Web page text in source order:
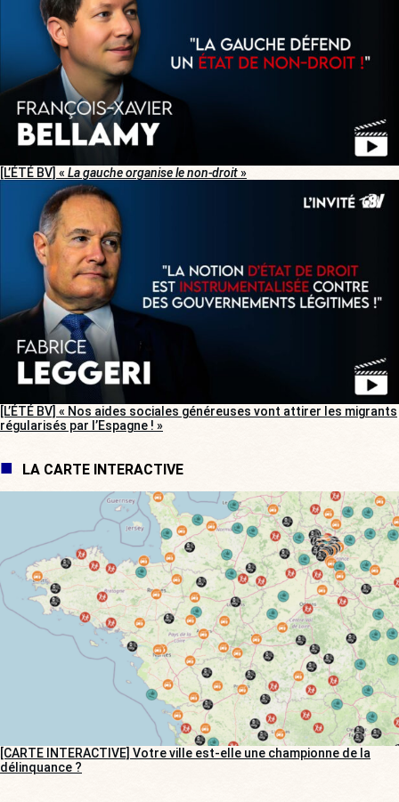
[L’ÉTÉ BV] « La gauche organise le non-droit»
[L’ÉTÉ BV] « Nos aides sociales généreuses vont attirer les migrants
régularisés par l’Espagne ! »
LA CARTE INTERACTIVE
[CARTE INTERACTIVE] Votre ville est-elle une championne de la
délinquance ?